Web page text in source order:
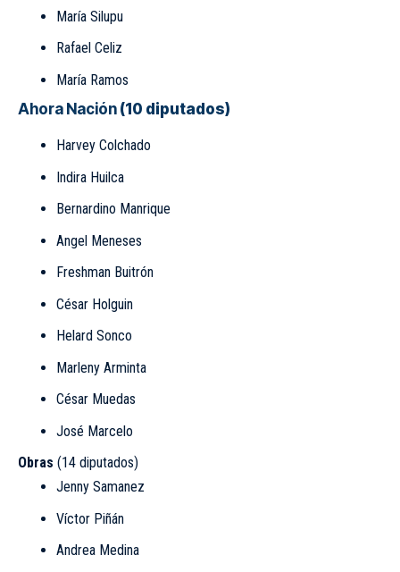
María Silupu
Rafael Celiz
María Ramos
Ahora Nación (10 diputados)
Harvey Colchado
Indira Huilca
Bernardino Manrique
Angel Meneses
Freshman Buitrón
César Holguin
Helard Sonco
Marleny Arminta
César Muedas
José Marcelo
Obras (14 diputados)
Jenny Samanez
Víctor Piñán
Andrea Medina